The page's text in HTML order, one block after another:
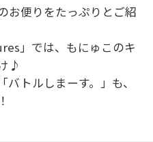
お便りをたっぷりとご紹
」では、もにゅこのキ
♪
トルしまーす。」も、